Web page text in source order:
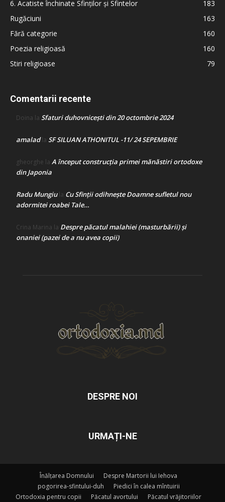
6. Acatiste închinate Sfinților și Sfintelor
183
Rugăciuni
163
Fără categorie
160
Poezia religioasă
160
Stiri religioase
79
Comentarii recente
Doina la Sfaturi duhovnicești din 20 octombrie 2024
amaladla SF SILUAN ATHONITUL -11/ 24 SEPEMBRIE
gheorghe la A început construcţia primei mănăstiri ortodoxe
din Japonia
Radu Mungiula Cu Sfinții odihnește Doamne sufletul nou
adormitei roabei Tale…
Crina Marina la Despre păcatul malahiei (masturbării) şi
onaniei (pazei de a nu avea copii)
DESPRE NOI
URMAȚI-NE
Înălțarea Domnului
Despre Martorii lui Iehova
pogorirea-sfintului-duh
Piedici în calea mîntuirii
Ortodoxia pentru copii
Păcatul avortului Păcatul vrăjitoriilor